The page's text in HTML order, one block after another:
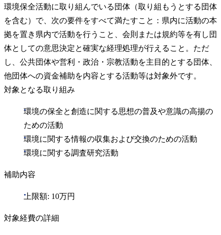
環境保全活動に取り組んでいる団体（取り組もうとする団体
を含む）で、次の要件をすべて満たすこと：県内に活動の本
拠を置き県内で活動を行うこと、会則または規約等を有し団
体としての意思決定と確実な経理処理が行えること。ただ
し、公共団体や営利・政治・宗教活動を主目的とする団体、
他団体への資金補助を内容とする活動等は対象外です。
対象となる取り組み
環境の保全と創造に関する思想の普及や意識の高揚の
ための活動
環境に関する情報の収集および交換のための活動
環境に関する調査研究活動
補助内容
上限額: 10万円
対象経費の詳細